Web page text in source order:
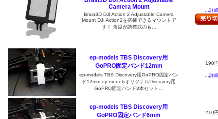
Camera Mount
Brain3D DJI Action 2 Adjustable Camera
Mount DJI Action2を搭載できるマウントで
す！ 角度が調整式のも...
...詳
ep-models TBS Discovery用
GoPRO固定バンド12mm
ep-models TBS Discovery用GoPRO固定バン
ド12mm ep-modelsオリジナルDiscovery用
GoPRO固定バンド3本セット...
190
...詳
ep-models TBS Discovery用
GoPRO固定バンド6mm
210